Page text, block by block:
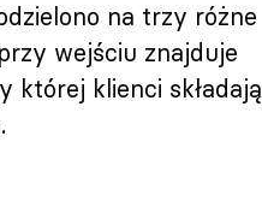
na trzy różne
wejściu znajduje
której klienci składają